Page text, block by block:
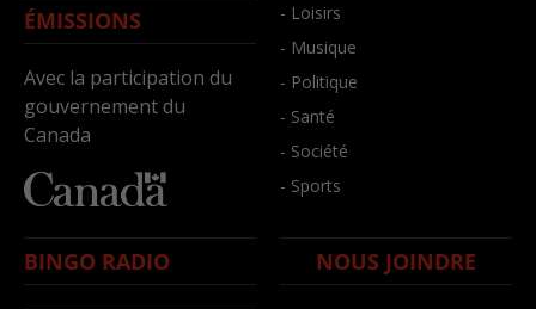
ÉMISSIONS
Avec la participation du
gouvernement du
Canada
- Loisirs
- Musique
- Politique
- Santé
- Société
- Sports
BINGO RADIO NOUS JOINDRE